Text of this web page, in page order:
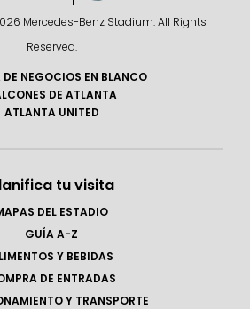
Mercedes-Benz Stadium. All Rights
Reserved.
NEGOCIOS EN BLANCO
DE ATLANTA
ATLANTA UNITED
tu visita
DEL ESTADIO
GUÍA A-Z
Y BEBIDAS
DE ENTRADAS
Y TRANSPORTE